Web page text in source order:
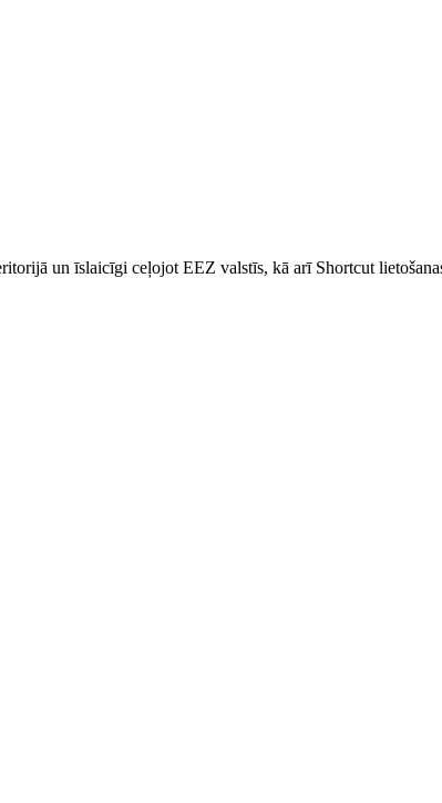
un īslaicīgi ceļojot EEZ valstīs, kā arī Shortcut